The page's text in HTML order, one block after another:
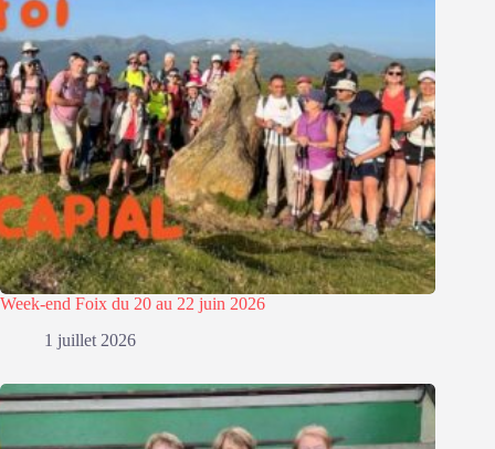
Week-end Foix du 20 au 22 juin 2026
1 juillet 2026